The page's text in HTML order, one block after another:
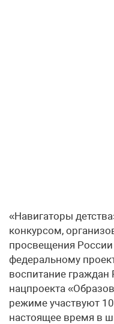
«Навигаторы
конкурсом,
просвещения
федеральному
воспитание
нацпроекта
режиме участвуют
настоящее время в